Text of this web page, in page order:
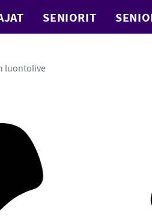
SENIORIT
luontolive